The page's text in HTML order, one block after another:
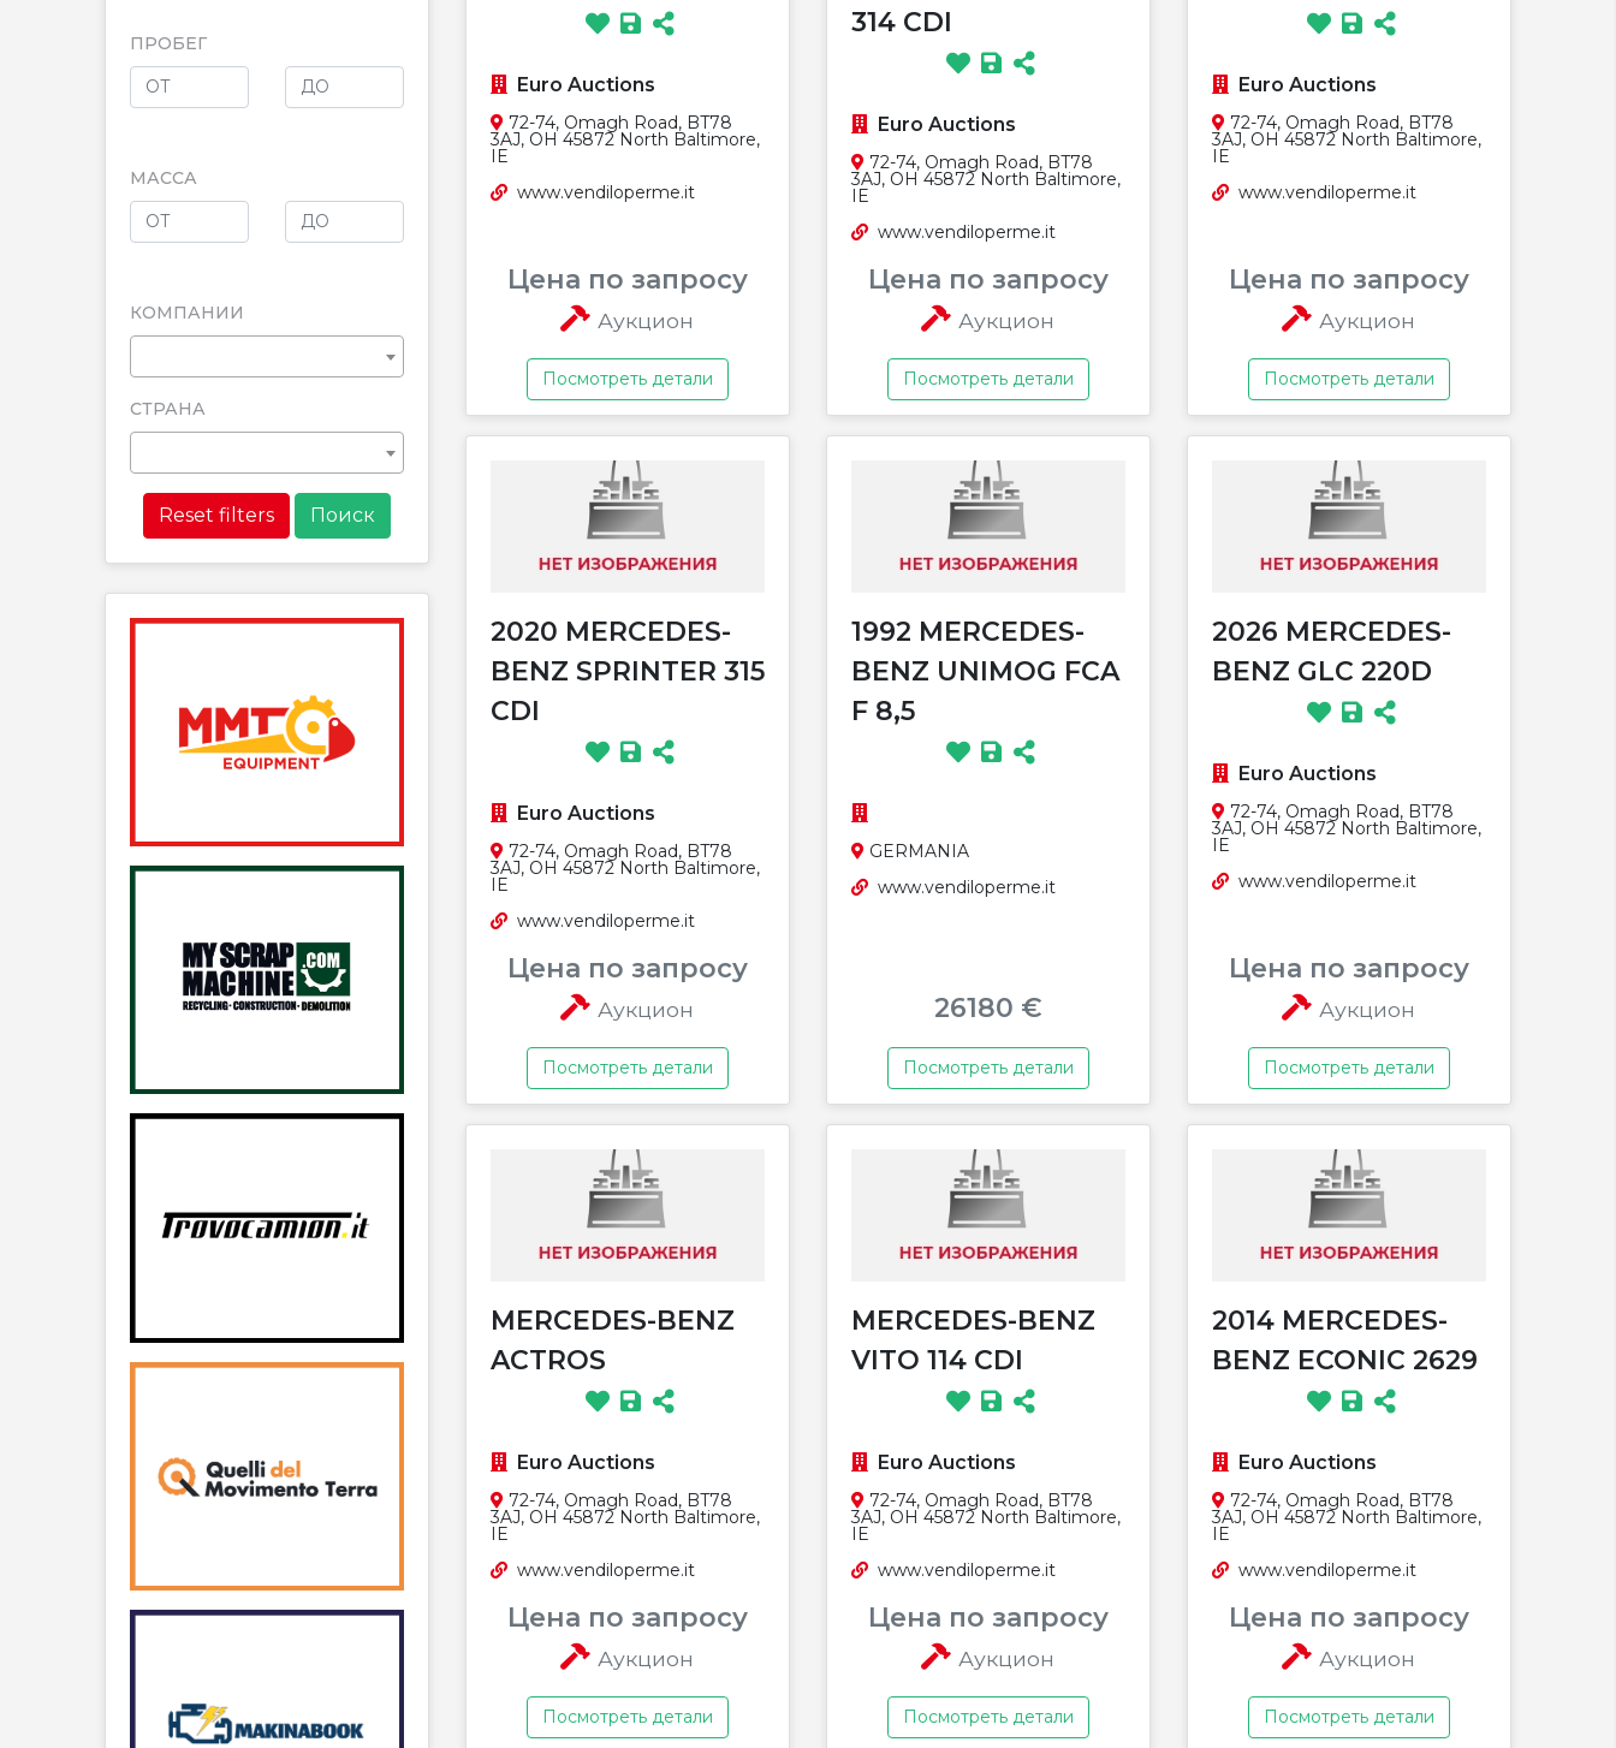
ПРОБЕГ
МАССА
КОМПАНИИ
СТРАНА
Reset filters
Euro Auctions
72-74, Omagh Road, BT78
3AJ, OH 45872 North Baltimore,
IE
www.vendiloperme.it
Цена по запросу
Аукцион
Посмотреть детали
314 CDI
Euro Auctions
72-74, Omagh Road, BT78
3AJ, OH 45872 North Baltimore,
IE
www.vendiloperme.it
Цена по запросу
Аукцион
Посмотреть детали
Euro Auctions
72-74, Omagh Road, BT78
3AJ, OH 45872 North Baltimore,
IE
www.vendiloperme.it
Цена по запросу
Аукцион
Посмотреть детали
2020 MERCEDES-
BENZ SPRINTER 315
CDI
Euro Auctions
72-74, Omagh Road, BT78
3AJ, OH 45872 North Baltimore,
IE
www.vendiloperme.it
Цена по запросу
Аукцион
Посмотреть детали
1992 MERCEDES-
BENZ UNIMOG FCA
F 8,5
GERMANIA
www.vendiloperme.it
26180 €
Посмотреть детали
2026 MERCEDES-
BENZ GLC 220D
Euro Auctions
72-74, Omagh Road, BT78
3AJ, OH 45872 North Baltimore,
IE
www.vendiloperme.it
Цена по запросу
Аукцион
Посмотреть детали
MERCEDES-BENZ
ACTROS
Euro Auctions
72-74, Omagh Road, BT78
3AJ, OH 45872 North Baltimore,
IE
www.vendiloperme.it
Цена по запросу
Аукцион
Посмотреть детали
MERCEDES-BENZ
VITO 114 CDI
Euro Auctions
72-74, Omagh Road, BT78
3AJ, OH 45872 North Baltimore,
IE
www.vendiloperme.it
Цена по запросу
Аукцион
Посмотреть детали
2014 MERCEDES-
BENZ ECONIC 2629
Euro Auctions
72-74, Omagh Road, BT78
3AJ, OH 45872 North Baltimore,
IE
www.vendiloperme.it
Цена по запросу
Аукцион
Посмотреть детали